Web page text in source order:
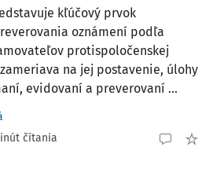
kľúčový prvok
oznámení podľa
protispoločenskej
na jej postavenie, úlohy
evidovaní a preverovaní ...
čítania